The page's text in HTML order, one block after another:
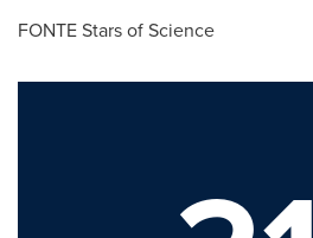
FONTE Stars of Science